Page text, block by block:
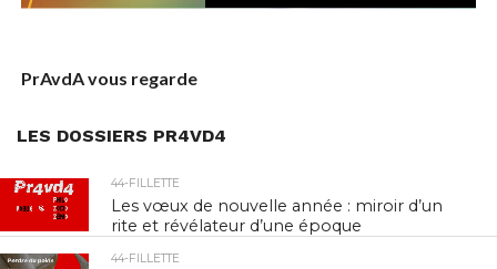
PrAvdA vous regarde
LES DOSSIERS PR4VD4
44-FILLETTE
Les vœux de nouvelle année : miroir d’un
rite et révélateur d’une époque
44-FILLETTE